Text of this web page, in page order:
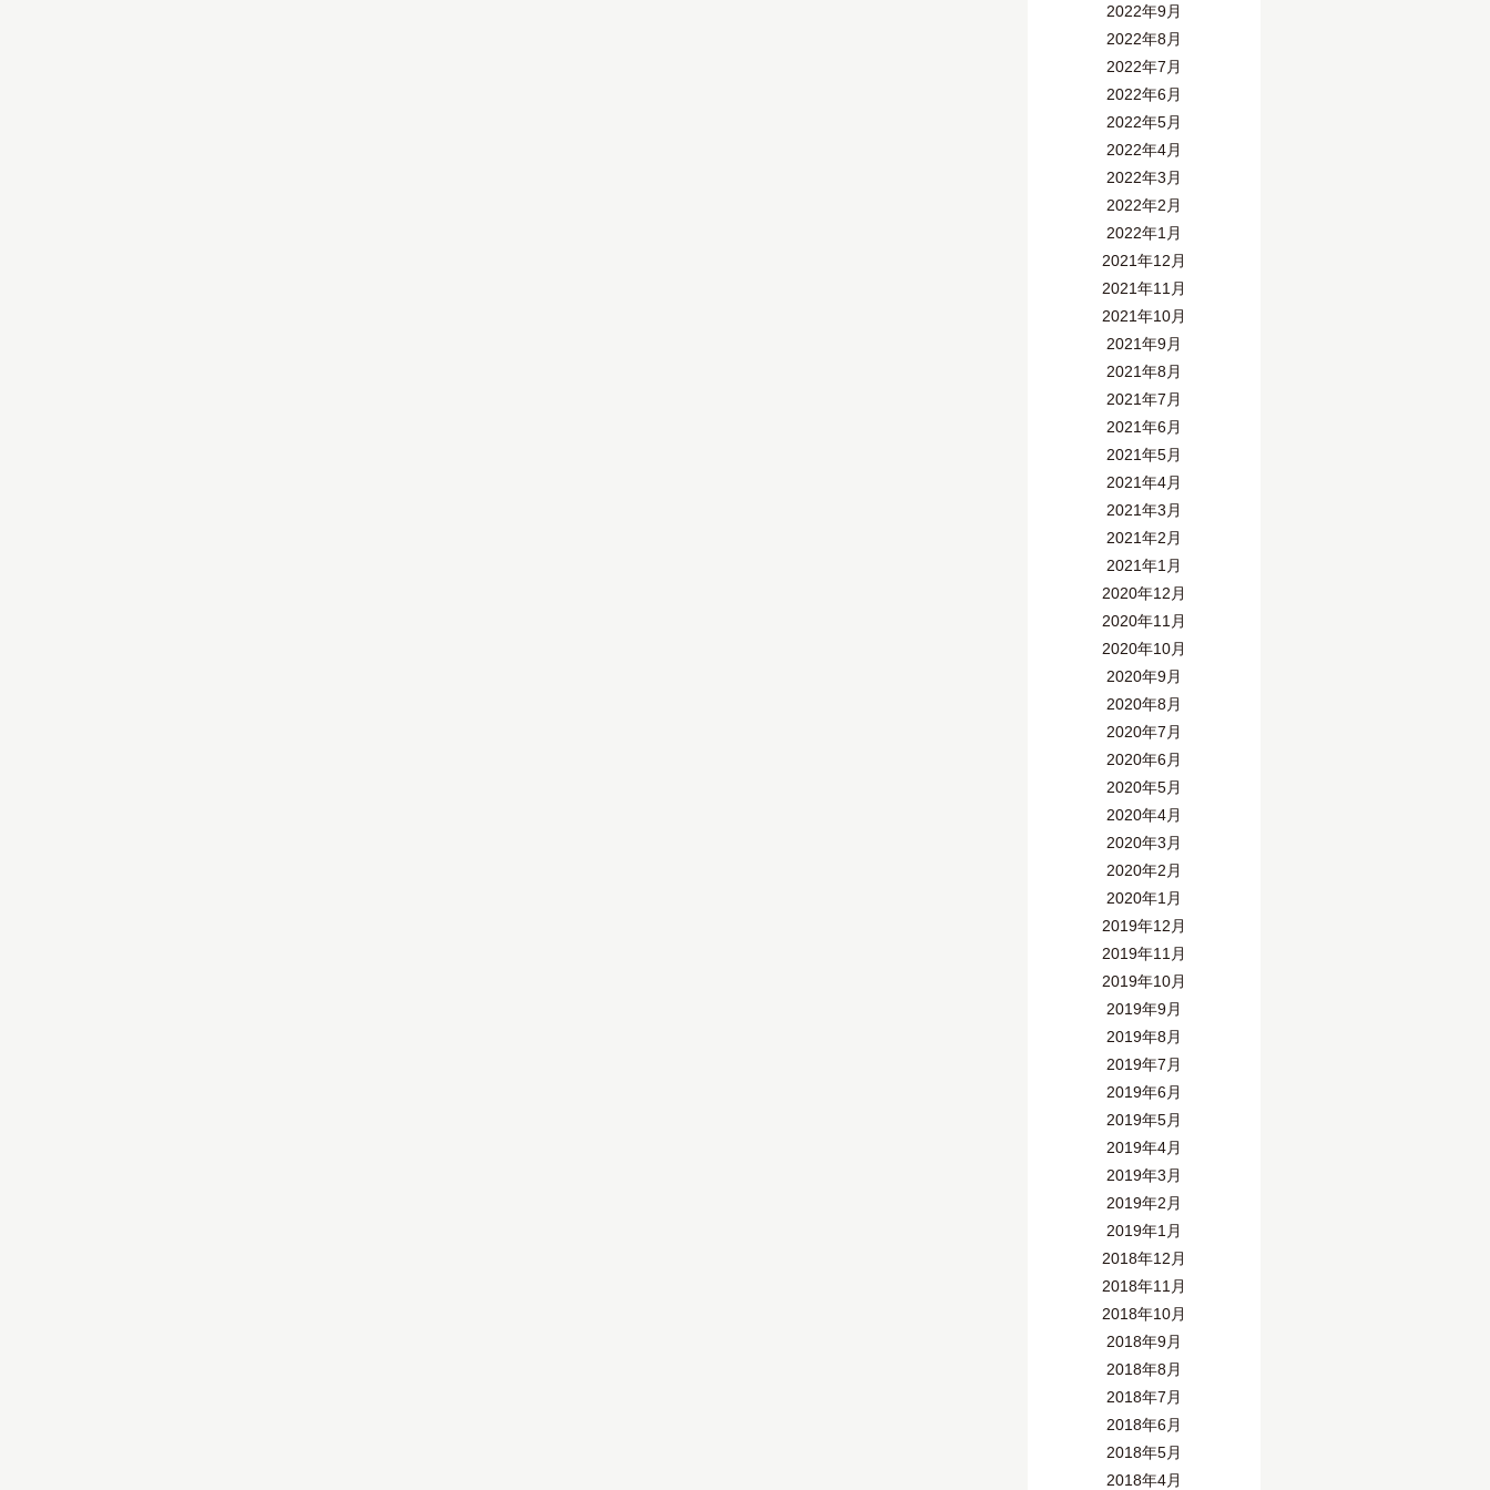
2022年9月
2022年8月
2022年7月
2022年6月
2022年5月
2022年4月
2022年3月
2022年2月
2022年1月
2021年12月
2021年11月
2021年10月
2021年9月
2021年8月
2021年7月
2021年6月
2021年5月
2021年4月
2021年3月
2021年2月
2021年1月
2020年12月
2020年11月
2020年10月
2020年9月
2020年8月
2020年7月
2020年6月
2020年5月
2020年4月
2020年3月
2020年2月
2020年1月
2019年12月
2019年11月
2019年10月
2019年9月
2019年8月
2019年7月
2019年6月
2019年5月
2019年4月
2019年3月
2019年2月
2019年1月
2018年12月
2018年11月
2018年10月
2018年9月
2018年8月
2018年7月
2018年6月
2018年5月
2018年4月